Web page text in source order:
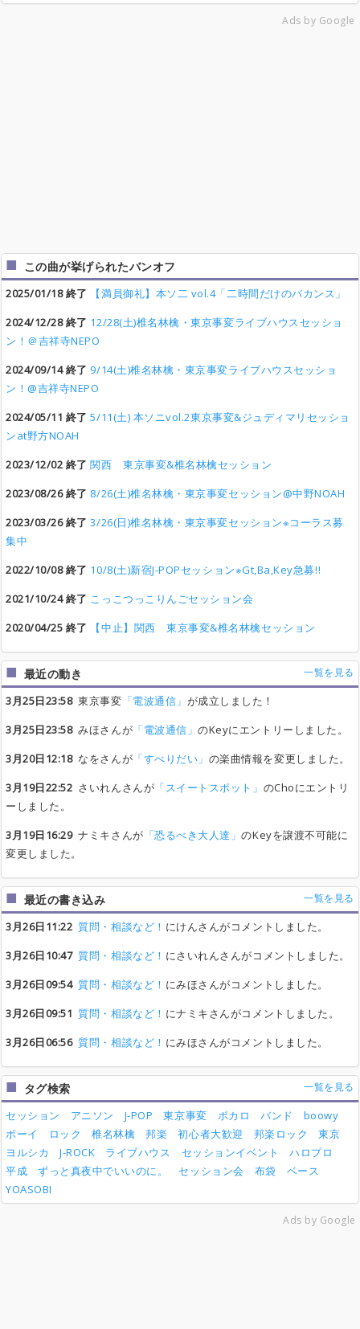
Ads by Google
この曲が挙げられたバンオフ
2025/01/18 終了
【満員御礼】本ソ二 vol.4「二時間だけのバカンス」
2024/12/28 終了 12/28(土)椎名林檎・東京事変ライブハウスセッショ
ン！＠吉祥寺NEPO
2024/09/14 終了 9/14(土)椎名林檎・東京事変ライブハウスセッショ
ン！@吉祥寺NEPO
2024/05/11 終了 5/11(土) 本ソニvol.2東京事変&ジュディマリセッショ
ンat野方NOAH
2023/12/02 終了 関西 東京事変&椎名林檎セッション
2023/08/26 終了 8/26(土)椎名林檎・東京事変セッション@中野NOAH
2023/03/26 終了 3/26(日)椎名林檎・東京事変セッション※コーラス募
集中
2022/10/08 終了 10/8(土)新宿J-POPセッション※Gt,Ba,Key急募!!
2021/10/24 終了 こっこつっこりんごセッション会
2020/04/25 終了
【中止】関西 東京事変&椎名林檎セッション
最近の動き 一覧を見る
3月25日23:58東京事変 「電波通信」 が成立しました！
3月25日23:58みほさんが 「電波通信」のKeyにエントリーしました。
3月20日12:18なをさんが 「すべりだい」 の楽曲情報を変更しました。
3月19日22:52 さいれんさんが 「スイートスポット」 のChoにエントリ
ーしました。
3月19日16:29ナミキさんが 「恐るべき大人達」のKeyを譲渡不可能に
変更しました。
最近の書き込み 一覧を見る
3月26日11:22 質問・相談など！ にけんさんがコメントしました。
3月26日10:47 質問・相談など！ にさいれんさんがコメントしました。
3月26日09:54 質問・相談など！ にみほさんがコメントしました。
3月26日09:51 質問・相談など！ にナミキさんがコメントしました。
3月26日06:56 質問・相談など！ にみほさんがコメントしました。
タグ検索 一覧を見る
セッション アニソン J-POP 東京事変 ボカロ バンド
boowy
ボーイ
ロック 椎名林檎 邦楽 初心者大歓迎 邦楽ロック
東京
ヨルシカ
J-ROCK ライブハウス セッションイベント
ハロプロ
平成
ずっと真夜中でいいのに。 セッション会 布袋
ベース
YOASOBI
Ads by Google